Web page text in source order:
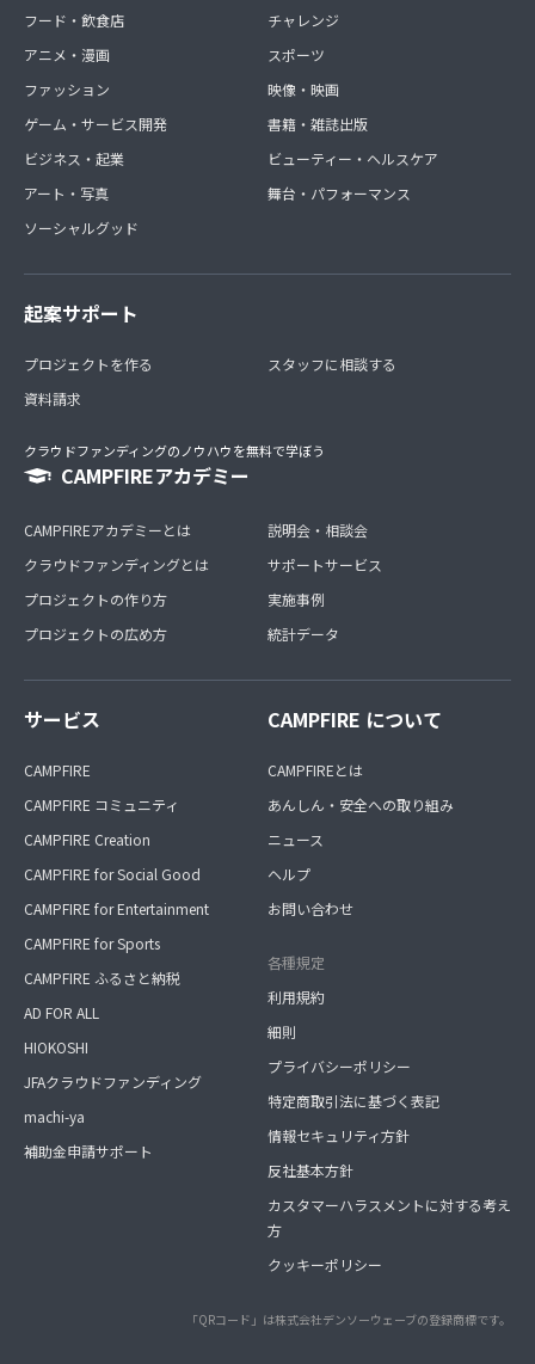
フード・飲食店
アニメ・漫画
ファッション
ゲーム・サービス開発
ビジネス・起業
アート・写真
ソーシャルグッド
チャレンジ
スポーツ
映像・映画
書籍・雑誌出版
ビューティー・ヘルスケア
舞台・パフォーマンス
起案サポート
プロジェクトを作る
資料請求
スタッフに相談する
クラウドファンディングのノウハウを無料で学ぼう
CAMPFIREアカデミー
CAMPFIREアカデミーとは
クラウドファンディングとは
プロジェクトの作り方
プロジェクトの広め方
説明会・相談会
サポートサービス
実施事例
統計データ
サービス
CAMPFIRE
CAMPFIRE コミュニティ
CAMPFIRE Creation
CAMPFIRE for Social Good
CAMPFIRE for Entertainment
CAMPFIRE for Sports
CAMPFIRE ふるさと納税
AD FOR ALL
HIOKOSHI
JFAクラウドファンディング
machi-ya
補助金申請サポート
CAMPFIRE について
CAMPFIREとは
あんしん・安全への取り組み
ニュース
ヘルプ
お問い合わせ
各種規定
利用規約
細則
プライバシーポリシー
特定商取引法に基づく表記
情報セキュリティ方針
反社基本方針
カスタマーハラスメントに対する考え
方
クッキーポリシー
「QRコード」は株式会社デンソーウェーブの登録商標です。